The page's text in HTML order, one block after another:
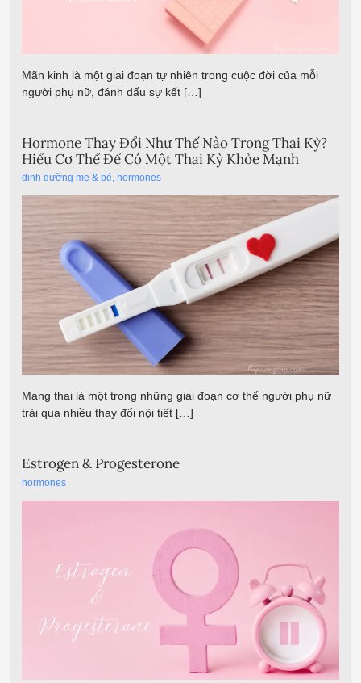
Mãn kinh là một giai đoạn tự nhiên trong cuộc đời của mỗi
người phụ nữ, đánh dấu sự kết […]
Hormone Thay Đổi Như Thế Nào Trong Thai Kỳ?
Hiểu Cơ Thể Để Có Một Thai Kỳ Khỏe Mạnh
dinh dưỡng mẹ & bé, hormones
Mang thai là một trong những giai đoạn cơ thể người phụ nữ
trải qua nhiều thay đổi nội tiết […]
Estrogen & Progesterone
hormones